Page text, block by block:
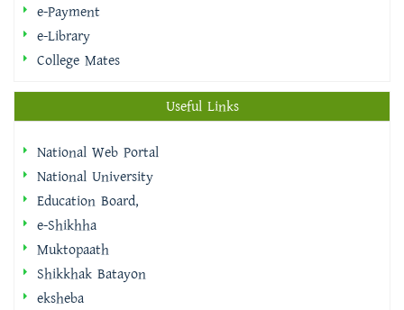
e-Payment
e-Library
College Mates
Useful Links
National Web Portal
National University
Education Board,
e-Shikhha
Muktopaath
Shikkhak Batayon
eksheba